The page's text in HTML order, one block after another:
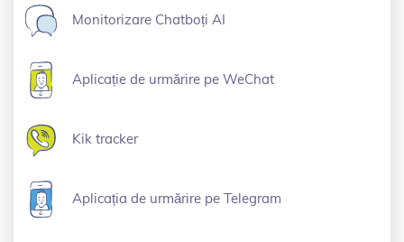
Monitorizare Chatboți AI
Aplicație de urmărire pe WeChat
Kik tracker
Aplicația de urmărire pe Telegram